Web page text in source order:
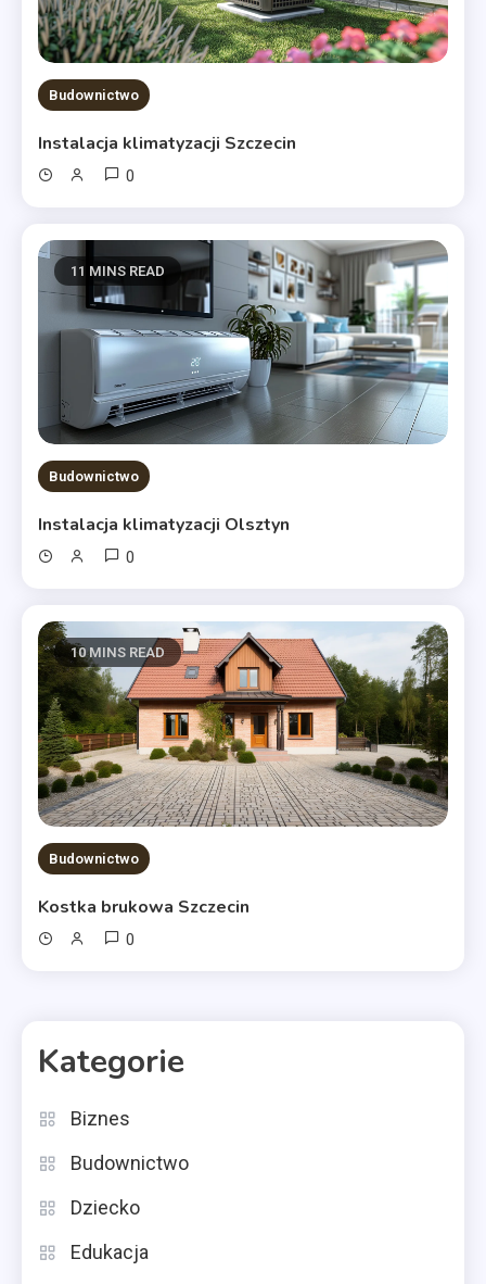
Budownictwo
Instalacja klimatyzacji Szczecin
0
11 MINS READ
Budownictwo
Instalacja klimatyzacji Olsztyn
0
10 MINS READ
Budownictwo
Kostka brukowa Szczecin
0
Kategorie
Biznes
Budownictwo
Dziecko
Edukacja